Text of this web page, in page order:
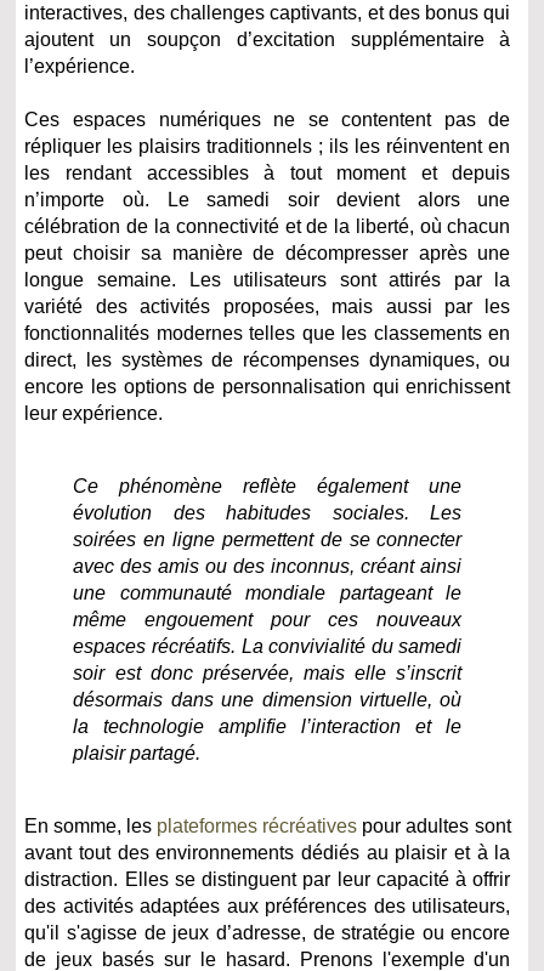
interactives, des challenges captivants, et des bonus qui
ajoutent un soupçon d’excitation supplémentaire à
l’expérience.
Ces espaces numériques ne se contentent pas de
répliquer les plaisirs traditionnels ; ils les réinventent en
les rendant accessibles à tout moment et depuis
n’importe où. Le samedi soir devient alors une
célébration de la connectivité et de la liberté, où chacun
peut choisir sa manière de décompresser après une
longue semaine. Les utilisateurs sont attirés par la
variété des activités proposées, mais aussi par les
fonctionnalités modernes telles que les classements en
direct, les systèmes de récompenses dynamiques, ou
encore les options de personnalisation qui enrichissent
leur expérience.
Ce phénomène reflète également une
évolution des habitudes sociales. Les
soirées en ligne permettent de se connecter
avec des amis ou des inconnus, créant ainsi
une communauté mondiale partageant le
même engouement pour ces nouveaux
espaces récréatifs. La convivialité du samedi
soir est donc préservée, mais elle s’inscrit
désormais dans une dimension virtuelle, où
la technologie amplifie l’interaction et le
plaisir partagé.
En somme, les plateformes récréatives pour adultes sont
avant tout des environnements dédiés au plaisir et à la
distraction. Elles se distinguent par leur capacité à offrir
des activités adaptées aux préférences des utilisateurs,
qu'il s'agisse de jeux d’adresse, de stratégie ou encore
de jeux basés sur le hasard. Prenons l'exemple d'un